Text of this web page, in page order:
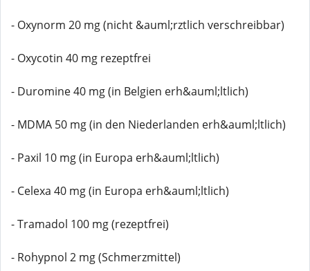
- Oxynorm 20 mg (nicht &auml;rztlich verschreibbar)
- Oxycotin 40 mg rezeptfrei
- Duromine 40 mg (in Belgien erh&auml;ltlich)
- MDMA 50 mg (in den Niederlanden erh&auml;ltlich)
- Paxil 10 mg (in Europa erh&auml;ltlich)
- Celexa 40 mg (in Europa erh&auml;ltlich)
- Tramadol 100 mg (rezeptfrei)
- Rohypnol 2 mg (Schmerzmittel)